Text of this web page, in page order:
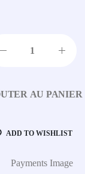
AU PANIER
ADD TO WISHLIST